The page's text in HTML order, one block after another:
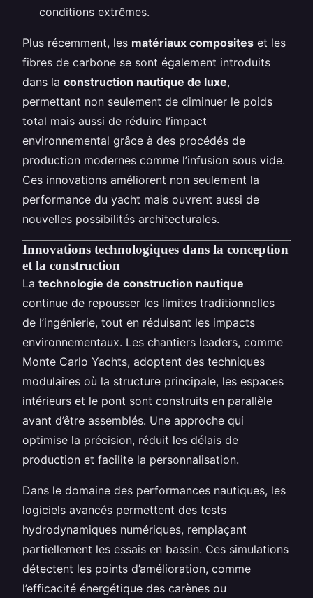
conditions extrêmes.
Plus récemment, les matériaux composites et les
fibres de carbone se sont également introduits
dans la construction nautique de luxe,
permettant non seulement de diminuer le poids
total mais aussi de réduire l’impact
environnemental grâce à des procédés de
production modernes comme l’infusion sous vide.
Ces innovations améliorent non seulement la
performance du yacht mais ouvrent aussi de
nouvelles possibilités architecturales.
Innovations technologiques dans la conception
et la construction
La technologie de construction nautique
continue de repousser les limites traditionnelles
de l’ingénierie, tout en réduisant les impacts
environnementaux. Les chantiers leaders, comme
Monte Carlo Yachts, adoptent des techniques
modulaires où la structure principale, les espaces
intérieurs et le pont sont construits en parallèle
avant d’être assemblés. Une approche qui
optimise la précision, réduit les délais de
production et facilite la personnalisation.
Dans le domaine des performances nautiques, les
logiciels avancés permettent des tests
hydrodynamiques numériques, remplaçant
partiellement les essais en bassin. Ces simulations
détectent les points d’amélioration, comme
l’efficacité énergétique des carènes ou